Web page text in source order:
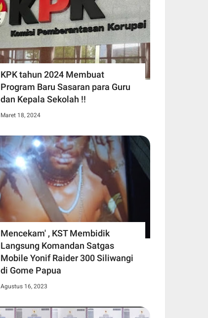
KPK tahun 2024 Membuat
Program Baru Sasaran para Guru
dan Kepala Sekolah !!
Maret 18, 2024
Mencekam' , KST Membidik
Langsung Komandan Satgas
Mobile Yonif Raider 300 Siliwangi
di Gome Papua
Agustus 16, 2023